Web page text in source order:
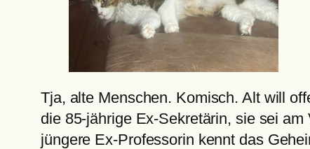
Tja, alte Menschen. Komisch. Alt will
die 85-jährige Ex-Sekretärin, sie sei
jüngere Ex-Professorin kennt das